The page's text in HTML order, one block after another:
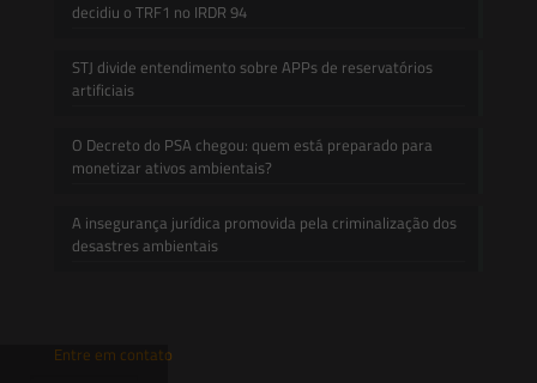
decidiu o TRF1 no IRDR 94
STJ divide entendimento sobre APPs de reservatórios
artificiais
O Decreto do PSA chegou: quem está preparado para
monetizar ativos ambientais?
A insegurança jurídica promovida pela criminalização dos
desastres ambientais
Entre em contato